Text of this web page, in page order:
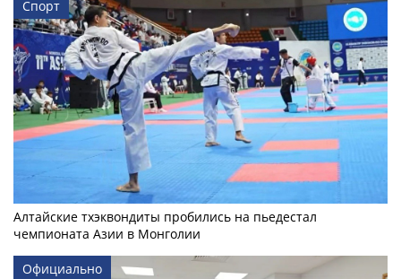
Спорт
Алтайские тхэквондиты пробились на пьедестал
чемпионата Азии в Монголии
Официально